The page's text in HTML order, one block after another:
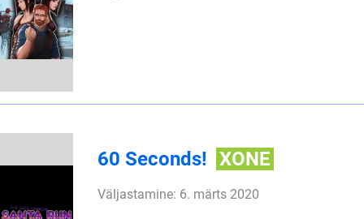
60 Seconds! XONE
Väljastamine: 6. märts 2020